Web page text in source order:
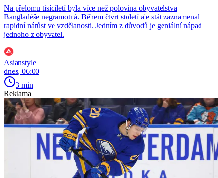
Na přelomu tisíciletí byla více než polovina obyvatelstva
Bangladéše negramotná. Během čtvrt století ale stát zaznamenal
rapidní nárůst ve vzdělanosti. Jedním z důvodů je geniální nápad
jednoho z obyvatel.
Asianstyle
dnes, 06:00
3 min
Reklama